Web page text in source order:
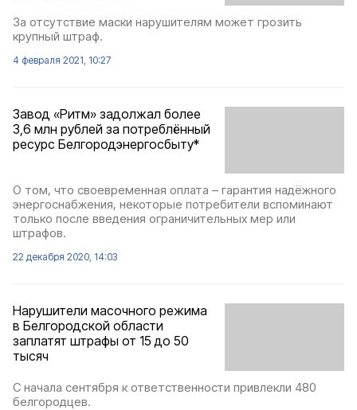
За отсутствие маски нарушителям может грозить
крупный штраф.
4 февраля 2021, 10:27
Завод «Ритм» задолжал более
3,6 млн рублей за потреблённый
ресурс Белгородэнергосбыту*
О том, что своевременная оплата – гарантия надёжного
энергоснабжения, некоторые потребители вспоминают
только после введения ограничительных мер или
штрафов.
22 декабря 2020, 14:03
Нарушители масочного режима
в Белгородской области
заплатят штрафы от 15 до 50
тысяч
С начала сентября к ответственности привлекли 480
белгородцев.